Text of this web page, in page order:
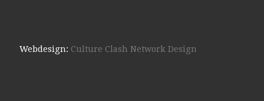
Webdesign: Culture Clash Network Design